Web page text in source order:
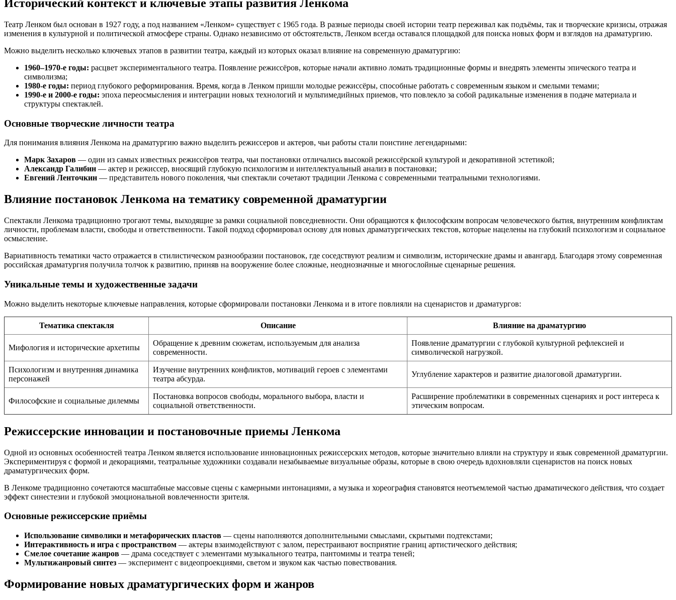
Исторический контекст и ключевые этапы развития Ленкома
Театр Ленком был основан в 1927 году, а под названием «Ленком» существует с 1965 года. В разные периоды своей истории театр переживал как подъёмы, так и творческие кризисы, отражая
изменения в культурной и политической атмосфере страны. Однако независимо от обстоятельств, Ленком всегда оставался площадкой для поиска новых форм и взглядов на драматургию.
Можно выделить несколько ключевых этапов в развитии театра, каждый из которых оказал влияние на современную драматургию:
1960–1970-е годы: расцвет экспериментального театра. Появление режиссёров, которые начали активно ломать традиционные формы и внедрять элементы эпического театра и
символизма;
1980-е годы: период глубокого реформирования. Время, когда в Ленком пришли молодые режиссёры, способные работать с современным языком и смелыми темами;
1990-е и 2000-е годы: эпоха переосмысления и интеграции новых технологий и мультимедийных приемов, что повлекло за собой радикальные изменения в подаче материала и
структуры спектаклей.
Основные творческие личности театра
Для понимания влияния Ленкома на драматургию важно выделить режиссеров и актеров, чьи работы стали поистине легендарными:
Марк Захаров — один из самых известных режиссёров театра, чьи постановки отличались высокой режиссёрской культурой и декоративной эстетикой;
Александр Галибин — актер и режиссер, вносящий глубокую психологизм и интеллектуальный анализ в постановки;
Евгений Ленточкин — представитель нового поколения, чьи спектакли сочетают традиции Ленкома с современными театральными технологиями.
Влияние постановок Ленкома на тематику современной драматургии
Спектакли Ленкома традиционно трогают темы, выходящие за рамки социальной повседневности. Они обращаются к философским вопросам человеческого бытия, внутренним конфликтам
личности, проблемам власти, свободы и ответственности. Такой подход сформировал основу для новых драматургических текстов, которые нацелены на глубокий психологизм и социальное
осмысление.
Вариативность тематики часто отражается в стилистическом разнообразии постановок, где соседствуют реализм и символизм, исторические драмы и авангард. Благодаря этому современная
российская драматургия получила толчок к развитию, приняв на вооружение более сложные, неоднозначные и многослойные сценарные решения.
Уникальные темы и художественные задачи
Можно выделить некоторые ключевые направления, которые сформировали постановки Ленкома и в итоге повлияли на сценаристов и драматургов:
Тематика спектакля Описание Влияние на драматургию
Мифология и исторические архетипы
Обращение к древним сюжетам, используемым для анализа
современности.
Появление драматургии с глубокой культурной рефлексией и
символической нагрузкой.
Психологизм и внутренняя динамика
персонажей
Изучение внутренних конфликтов, мотиваций героев с элементами
театра абсурда.
Углубление характеров и развитие диалоговой драматургии.
Философские и социальные дилеммы
Постановка вопросов свободы, морального выбора, власти и
социальной ответственности.
Расширение проблематики в современных сценариях и рост интереса к
этическим вопросам.
Режиссерские инновации и постановочные приемы Ленкома
Одной из основных особенностей театра Ленком является использование инновационных режиссерских методов, которые значительно влияли на структуру и язык современной драматургии.
Экспериментируя с формой и декорациями, театральные художники создавали незабываемые визуальные образы, которые в свою очередь вдохновляли сценаристов на поиск новых
драматургических форм.
В Ленкоме традиционно сочетаются масштабные массовые сцены с камерными интонациями, а музыка и хореография становятся неотъемлемой частью драматического действия, что создает
эффект синестезии и глубокой эмоциональной вовлеченности зрителя.
Основные режиссерские приёмы
Использование символики и метафорических пластов — сцены наполняются дополнительными смыслами, скрытыми подтекстами;
Интерактивность и игра с пространством — актеры взаимодействуют с залом, перестраивают восприятие границ артистического действия;
Смелое сочетание жанров — драма соседствует с элементами музыкального театра, пантомимы и театра теней;
Мультижанровый синтез — эксперимент с видеопроекциями, светом и звуком как частью повествования.
Формирование новых драматургических форм и жанров